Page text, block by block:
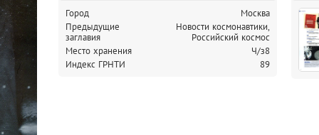
Город
Москва
Предыдущие
заглавия
Новости космонавтики,
Российский космос
Место хранения
Ч/з8
Индекс ГРНТИ
89